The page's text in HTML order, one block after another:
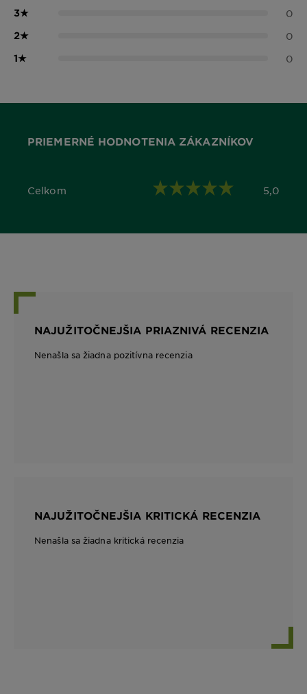
3★ 0
2★ 0
1★ 0
PRIEMERNÉ HODNOTENIA ZÁKAZNÍKOV
Celkom
5,0 out of 5 stars 5,0
NAJUŽITOČNEJŠIA PRIAZNIVÁ RECENZIA
Nenašla sa žiadna pozitívna recenzia
NAJUŽITOČNEJŠIA KRITICKÁ RECENZIA
Nenašla sa žiadna kritická recenzia